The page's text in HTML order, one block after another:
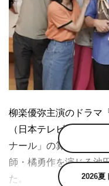
柳楽優弥主演のドラマ
（日本テレビ系 毎週
ナール」の算数・理科
師・橘勇作を演じる池
た。
2026夏